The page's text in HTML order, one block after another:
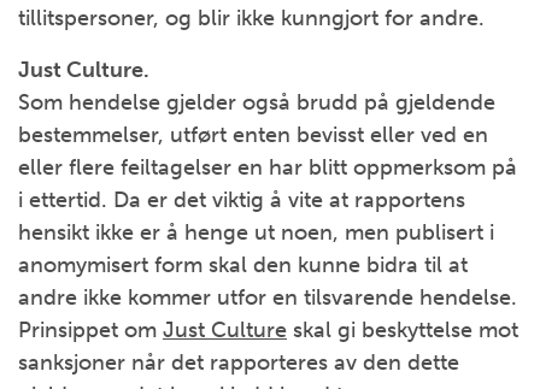
tillitspersoner, og blir ikke kunngjort for andre.
Just Culture.
Som hendelse gjelder også brudd på gjeldende
bestemmelser, utført enten bevisst eller ved en
eller flere feiltagelser en har blitt oppmerksom på
i ettertid. Da er det viktig å vite at rapportens
hensikt ikke er å henge ut noen, men publisert i
anomymisert form skal den kunne bidra til at
andre ikke kommer utfor en tilsvarende hendelse.
Prinsippet om Just Culture skal gi beskyttelse mot
sanksjoner når det rapporteres av den dette